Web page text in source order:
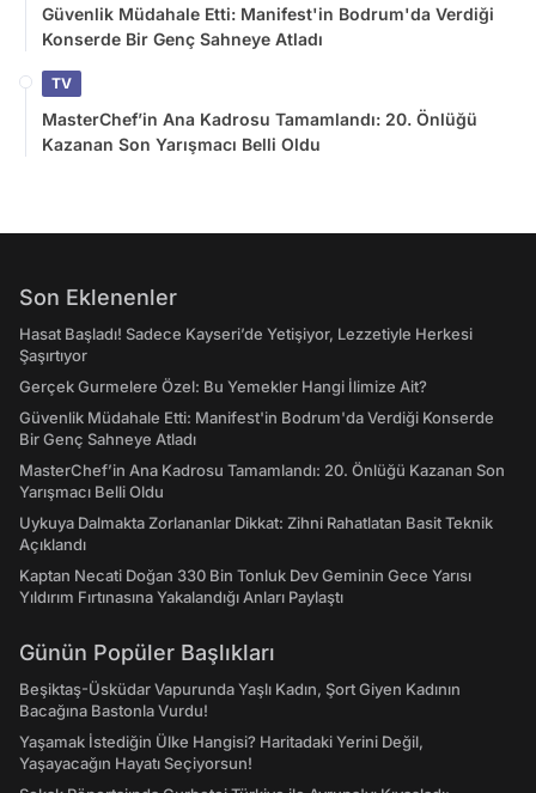
Güvenlik Müdahale Etti: Manifest'in Bodrum'da Verdiği
Konserde Bir Genç Sahneye Atladı
TV
MasterChef’in Ana Kadrosu Tamamlandı: 20. Önlüğü
Kazanan Son Yarışmacı Belli Oldu
Son Eklenenler
Hasat Başladı! Sadece Kayseri’de Yetişiyor, Lezzetiyle Herkesi
Şaşırtıyor
Gerçek Gurmelere Özel: Bu Yemekler Hangi İlimize Ait?
Güvenlik Müdahale Etti: Manifest'in Bodrum'da Verdiği Konserde
Bir Genç Sahneye Atladı
MasterChef’in Ana Kadrosu Tamamlandı: 20. Önlüğü Kazanan Son
Yarışmacı Belli Oldu
Uykuya Dalmakta Zorlananlar Dikkat: Zihni Rahatlatan Basit Teknik
Açıklandı
Kaptan Necati Doğan 330 Bin Tonluk Dev Geminin Gece Yarısı
Yıldırım Fırtınasına Yakalandığı Anları Paylaştı
Günün Popüler Başlıkları
Beşiktaş-Üsküdar Vapurunda Yaşlı Kadın, Şort Giyen Kadının
Bacağına Bastonla Vurdu!
Yaşamak İstediğin Ülke Hangisi? Haritadaki Yerini Değil,
Yaşayacağın Hayatı Seçiyorsun!